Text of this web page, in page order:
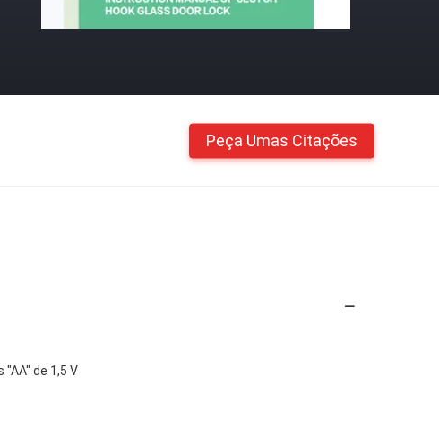
Peça Umas Citações
de 1,5 V